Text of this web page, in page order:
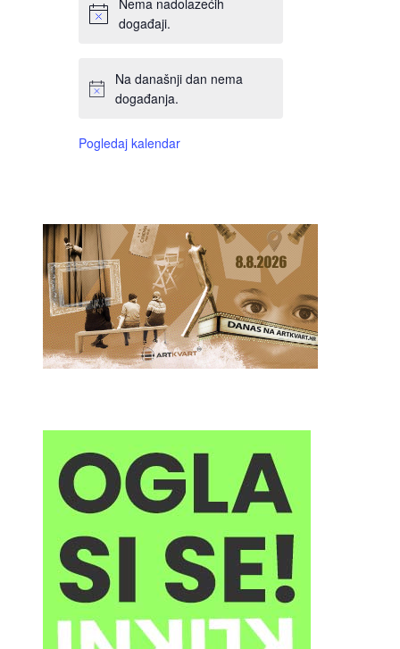
Nema nadolazećih
događaji.
Na današnji dan nema
događanja.
Pogledaj kalendar